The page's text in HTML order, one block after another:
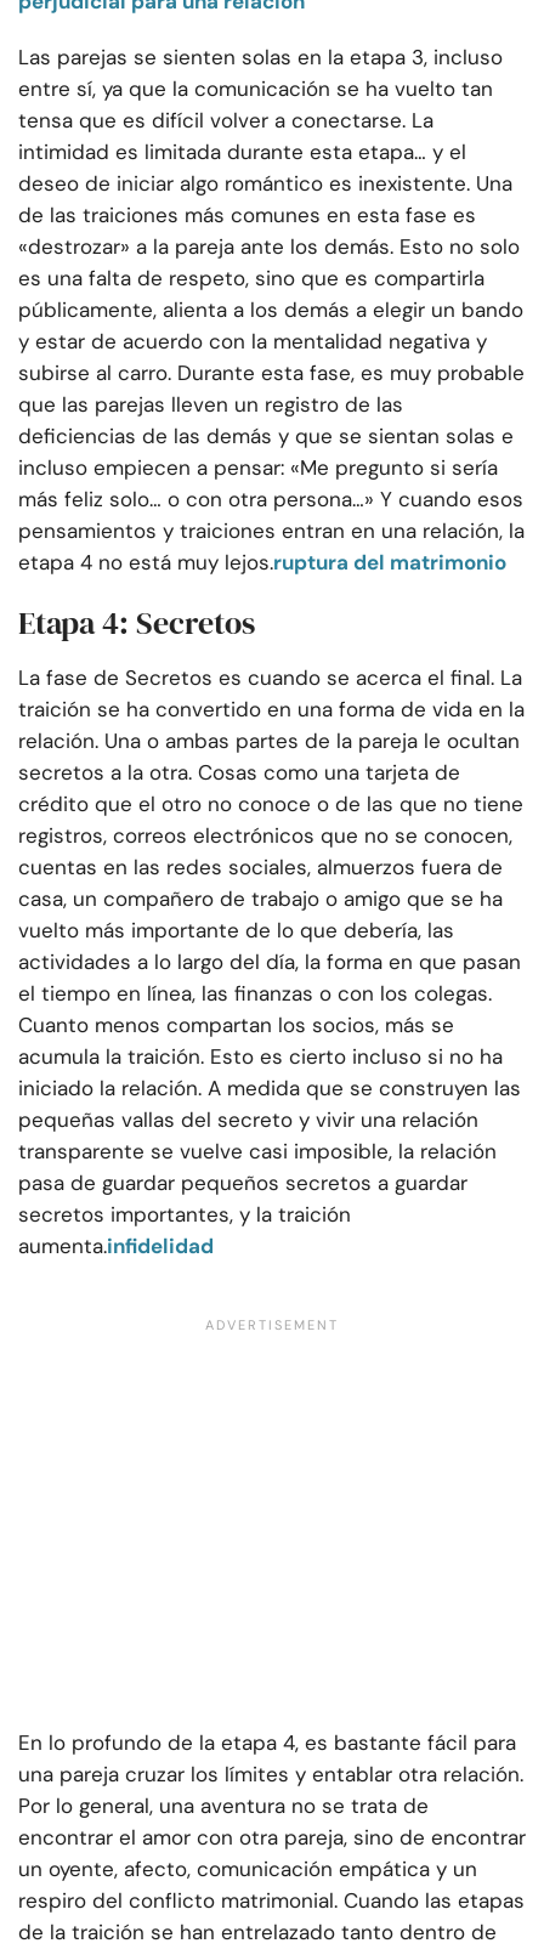
Las parejas se sienten solas en la etapa 3, incluso
entre sí, ya que la comunicación se ha vuelto tan
tensa que es difícil volver a conectarse. La
intimidad es limitada durante esta etapa… y el
deseo de iniciar algo romántico es inexistente. Una
de las traiciones más comunes en esta fase es
«destrozar» a la pareja ante los demás. Esto no solo
es una falta de respeto, sino que es compartirla
públicamente, alienta a los demás a elegir un bando
y estar de acuerdo con la mentalidad negativa y
subirse al carro. Durante esta fase, es muy probable
que las parejas lleven un registro de las
deficiencias de las demás y que se sientan solas e
incluso empiecen a pensar: «Me pregunto si sería
más feliz solo… o con otra persona…» Y cuando esos
pensamientos y traiciones entran en una relación, la
etapa 4 no está muy lejos.ruptura del matrimonio
Etapa 4: Secretos
La fase de Secretos es cuando se acerca el final. La
traición se ha convertido en una forma de vida en la
relación. Una o ambas partes de la pareja le ocultan
secretos a la otra. Cosas como una tarjeta de
crédito que el otro no conoce o de las que no tiene
registros, correos electrónicos que no se conocen,
cuentas en las redes sociales, almuerzos fuera de
casa, un compañero de trabajo o amigo que se ha
vuelto más importante de lo que debería, las
actividades a lo largo del día, la forma en que pasan
el tiempo en línea, las finanzas o con los colegas.
Cuanto menos compartan los socios, más se
acumula la traición. Esto es cierto incluso si no ha
iniciado la relación. A medida que se construyen las
pequeñas vallas del secreto y vivir una relación
transparente se vuelve casi imposible, la relación
pasa de guardar pequeños secretos a guardar
secretos importantes, y la traición
aumenta.infidelidad
En lo profundo de la etapa 4, es bastante fácil para
una pareja cruzar los límites y entablar otra relación.
Por lo general, una aventura no se trata de
encontrar el amor con otra pareja, sino de encontrar
un oyente, afecto, comunicación empática y un
respiro del conflicto matrimonial. Cuando las etapas
de la traición se han entrelazado tanto dentro de